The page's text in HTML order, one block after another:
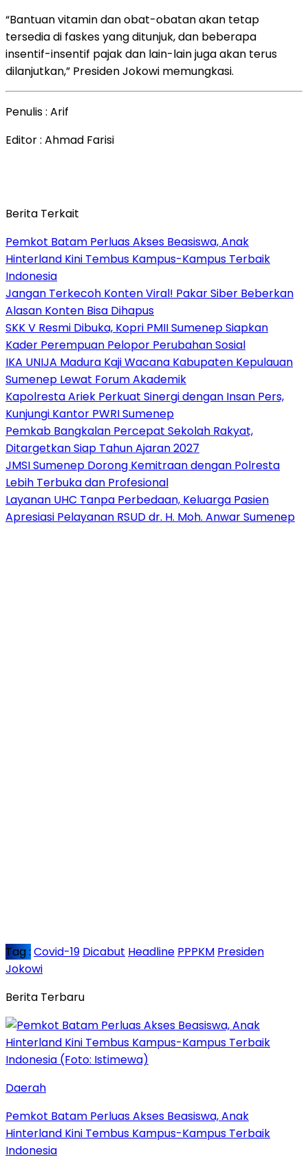
“Bantuan vitamin dan obat-obatan akan tetap
tersedia di faskes yang ditunjuk, dan beberapa
insentif-insentif pajak dan lain-lain juga akan terus
dilanjutkan,” Presiden Jokowi memungkasi.
Penulis : Arif
Editor : Ahmad Farisi
Berita Terkait
Pemkot Batam Perluas Akses Beasiswa, Anak
Hinterland Kini Tembus Kampus-Kampus Terbaik
Indonesia
Jangan Terkecoh Konten Viral! Pakar Siber Beberkan
Alasan Konten Bisa Dihapus
SKK V Resmi Dibuka, Kopri PMII Sumenep Siapkan
Kader Perempuan Pelopor Perubahan Sosial
IKA UNIJA Madura Kaji Wacana Kabupaten Kepulauan
Sumenep Lewat Forum Akademik
Kapolresta Ariek Perkuat Sinergi dengan Insan Pers,
Kunjungi Kantor PWRI Sumenep
Pemkab Bangkalan Percepat Sekolah Rakyat,
Ditargetkan Siap Tahun Ajaran 2027
JMSI Sumenep Dorong Kemitraan dengan Polresta
Lebih Terbuka dan Profesional
Layanan UHC Tanpa Perbedaan, Keluarga Pasien
Apresiasi Pelayanan RSUD dr. H. Moh. Anwar Sumenep
Tag : Covid-19 Dicabut Headline PPPKM Presiden
Jokowi
Berita Terbaru
Daerah
Pemkot Batam Perluas Akses Beasiswa, Anak
Hinterland Kini Tembus Kampus-Kampus Terbaik
Indonesia